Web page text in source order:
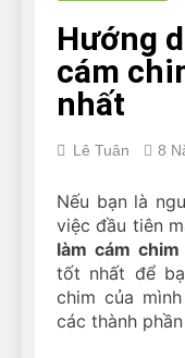
Hướng
cám
nhất
Lê Tuân 8
Nếu bạn là
việc đầu tiên
làm cám
tốt nhất để
chim của
các thành